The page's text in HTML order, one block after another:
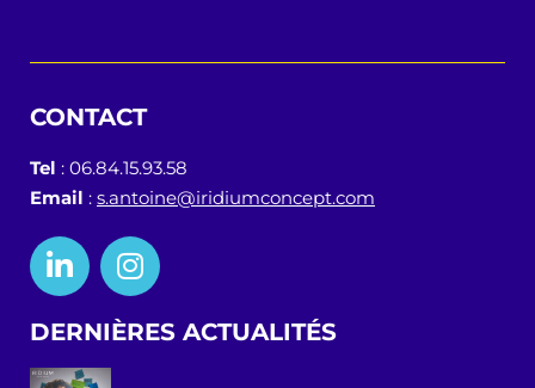
CONTACT
Tel : 06.84.15.93.58
Email : s.antoine@iridiumconcept.com
DERNIÈRES ACTUALITÉS